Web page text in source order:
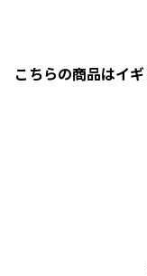
こちらの商品はイ